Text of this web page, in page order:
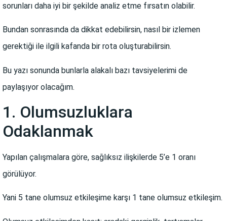
sorunları daha iyi bir şekilde analiz etme fırsatın olabilir.
Bundan sonrasında da dikkat edebilirsin, nasıl bir izlemen
gerektiği ile ilgili kafanda bir rota oluşturabilirsin.
Bu yazı sonunda bunlarla alakalı bazı tavsiyelerimi de
paylaşıyor olacağım.
1. Olumsuzluklara
Odaklanmak
Yapılan çalışmalara göre, sağlıksız ilişkilerde 5’e 1 oranı
görülüyor.
Yani 5 tane olumsuz etkileşime karşı 1 tane olumsuz etkileşim.